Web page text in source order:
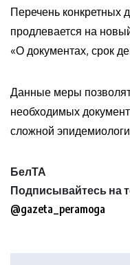
Перечень конкретных
продлевается на
«О документах, срок
Данные меры
необходимых
сложной
БелТА
Подписывайтесь на
@gazeta_peramoga